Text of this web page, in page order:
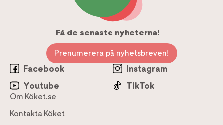
Få de senaste nyheterna!
Prenumerera på nyhetsbreven!
Facebook
Instagram
Youtube
TikTok
Om Köket.se
Kontakta Köket